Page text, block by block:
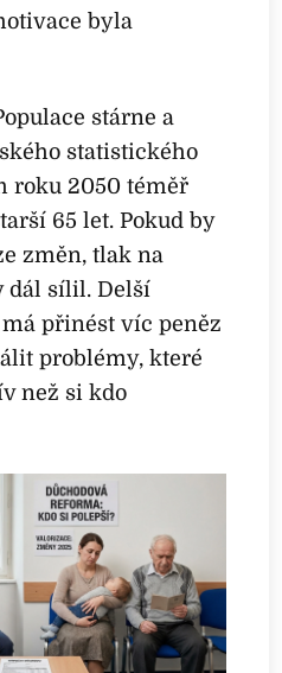
byla
stárne a
statistického
roku 2050 téměř
65 let. Pokud by
změn, tlak na
dál sílil. Delší
přinést víc peněz
problémy, které
než si kdo